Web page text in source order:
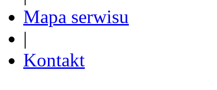
Mapa serwisu
|
Kontakt